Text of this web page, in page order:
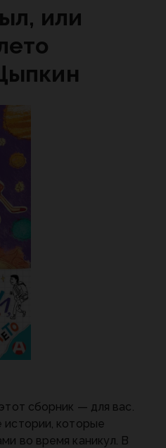
или
сборник — для вас.
истории, которые
во время каникул. В